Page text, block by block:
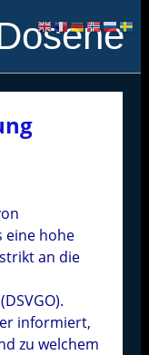
eine hohe
an die
informiert,
zu welchem